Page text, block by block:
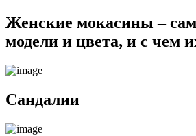
Женские мокасины –
модели и цвета, и с чем
Сандалии